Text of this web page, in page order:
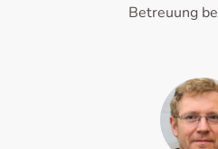
Betreuung